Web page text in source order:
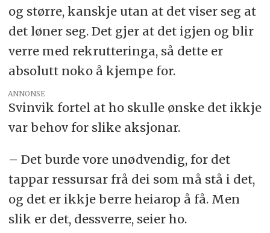
og større, kanskje utan at det viser seg at
det løner seg. Det gjer at det igjen og blir
verre med rekrutteringa, så dette er
absolutt noko å kjempe for.
ANNONSE
Svinvik fortel at ho skulle ønske det ikkje
var behov for slike aksjonar.
– Det burde vore unødvendig, for det
tappar ressursar frå dei som må stå i det,
og det er ikkje berre heiarop å få. Men
slik er det, dessverre, seier ho.